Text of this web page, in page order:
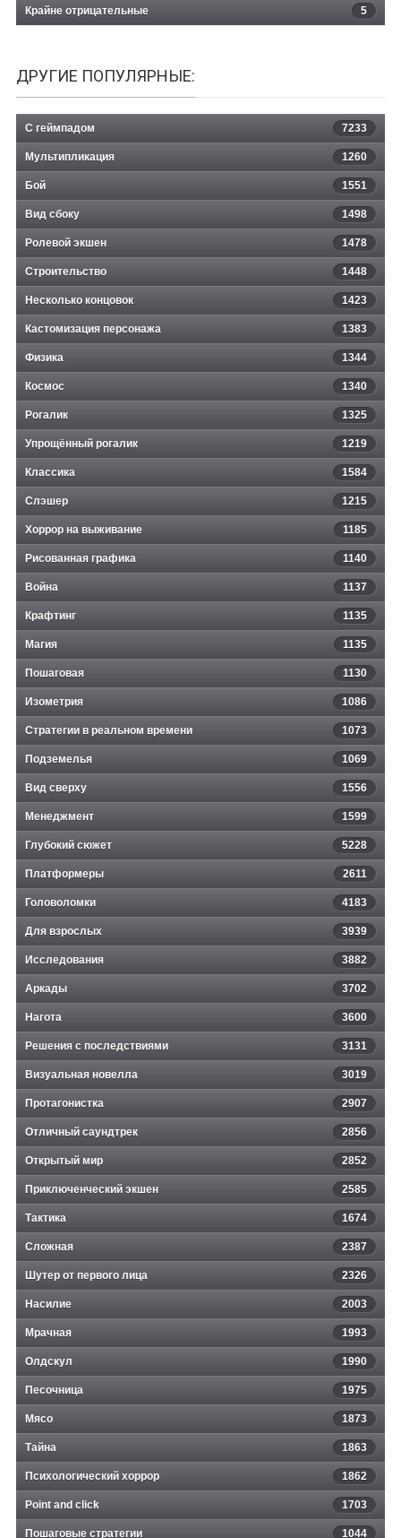
Крайне отрицательные 5
ДРУГИЕ ПОПУЛЯРНЫЕ:
С геймпадом 7233
Мультипликация 1260
Бой 1551
Вид сбоку 1498
Ролевой экшен 1478
Строительство 1448
Несколько концовок 1423
Кастомизация персонажа 1383
Физика 1344
Космос 1340
Рогалик 1325
Упрощённый рогалик 1219
Классика 1584
Слэшер 1215
Хоррор на выживание 1185
Рисованная графика 1140
Война 1137
Крафтинг 1135
Магия 1135
Пошаговая 1130
Изометрия 1086
Стратегии в реальном времени 1073
Подземелья 1069
Вид сверху 1556
Менеджмент 1599
Глубокий сюжет 5228
Платформеры 2611
Головоломки 4183
Для взрослых 3939
Исследования 3882
Аркады 3702
Нагота 3600
Решения с последствиями 3131
Визуальная новелла 3019
Протагонистка 2907
Отличный саундтрек 2856
Открытый мир 2852
Приключенческий экшен 2585
Тактика 1674
Сложная 2387
Шутер от первого лица 2326
Насилие 2003
Мрачная 1993
Олдскул 1990
Песочница 1975
Мясо 1873
Тайна 1863
Психологический хоррор 1862
Point and click 1703
Пошаговые стратегии 1044